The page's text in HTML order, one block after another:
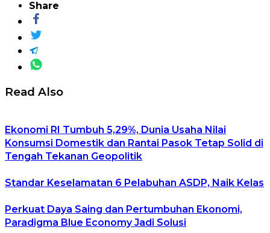
Share
Read Also
Ekonomi RI Tumbuh 5,29%, Dunia Usaha Nilai
Konsumsi Domestik dan Rantai Pasok Tetap Solid di
Tengah Tekanan Geopolitik
Standar Keselamatan 6 Pelabuhan ASDP, Naik Kelas
Perkuat Daya Saing dan Pertumbuhan Ekonomi,
Paradigma Blue Economy Jadi Solusi